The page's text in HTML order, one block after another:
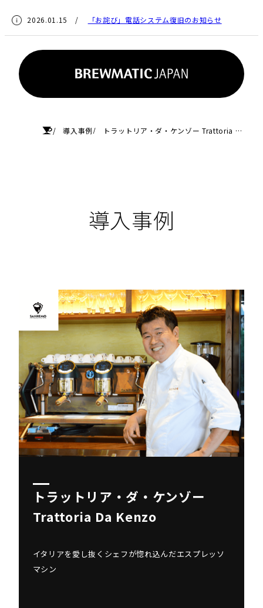
2026.01.15 / 「お詫び」電話システム復旧のお知らせ
HOME導入事例 トラットリア・ダ・ケンゾー Trattoria Da Kenzo
導入事例
トラットリア・ダ・ケンゾー
Trattoria Da Kenzo
イタリアを愛し抜くシェフが惚れ込んだエスプレッソ
マシン